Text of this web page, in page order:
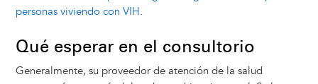
personas viviendo con VIH.
Qué esperar en el consultorio
Generalmente, su proveedor de atención de la salud